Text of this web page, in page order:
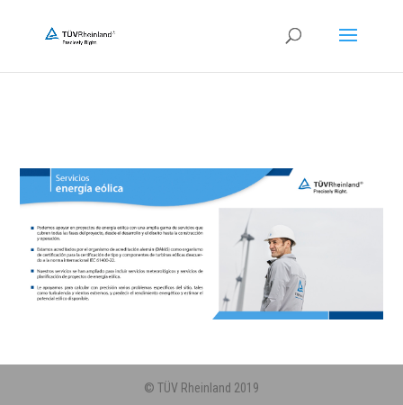
© TÜV Rheinland 2019